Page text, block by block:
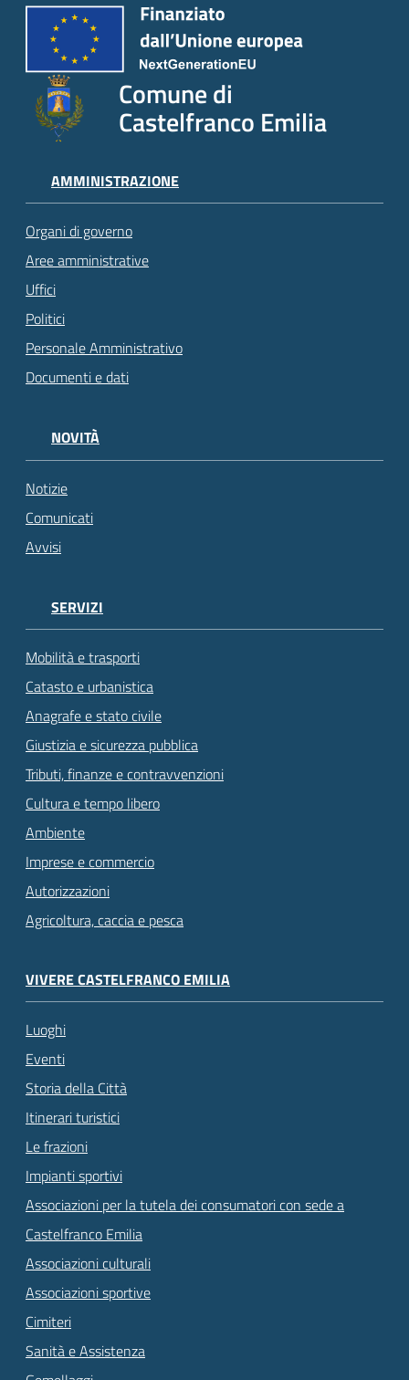
Comune di
Castelfranco Emilia
AMMINISTRAZIONE
Organi di governo
Aree amministrative
Uffici
Politici
Personale Amministrativo
Documenti e dati
NOVITÀ
Notizie
Comunicati
Avvisi
SERVIZI
Mobilità e trasporti
Catasto e urbanistica
Anagrafe e stato civile
Giustizia e sicurezza pubblica
Tributi, finanze e contravvenzioni
Cultura e tempo libero
Ambiente
Imprese e commercio
Autorizzazioni
Agricoltura, caccia e pesca
VIVERE CASTELFRANCO EMILIA
Luoghi
Eventi
Storia della Città
Itinerari turistici
Le frazioni
Impianti sportivi
Associazioni per la tutela dei consumatori con sede a
Castelfranco Emilia
Associazioni culturali
Associazioni sportive
Cimiteri
Sanità e Assistenza